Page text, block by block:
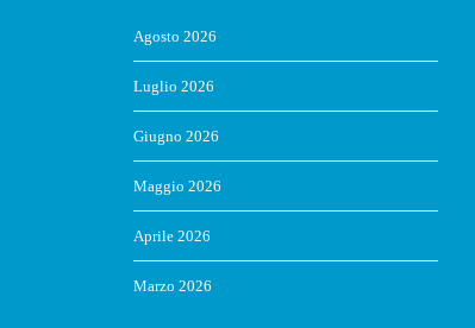
Agosto 2026
Luglio 2026
Giugno 2026
Maggio 2026
Aprile 2026
Marzo 2026